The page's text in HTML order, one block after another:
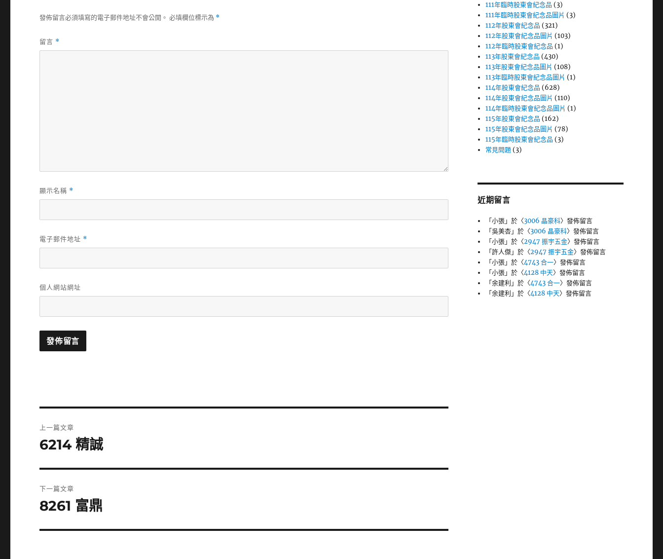
發佈留言必須填寫的電子郵件地址不會公開。 必填欄位標示為 *
留言 *
顯示名稱 *
電子郵件地址 *
個人網站網址
章
上一篇文章
上
篇
文
6214 精誠
下一篇文章
下
篇
8261 富鼎
111年臨時股東會紀念品 (3)
111年臨時股東會紀念品圖片 (3)
112年股東會紀念品 (321)
112年股東會紀念品圖片 (103)
112年臨時股東會紀念品 (1)
113年股東會紀念品 (430)
113年股東會紀念品圖片 (108)
113年臨時股東會紀念品圖片 (1)
114年股東會紀念品 (628)
114年股東會紀念品圖片 (110)
114年臨時股東會紀念品圖片 (1)
115年股東會紀念品 (162)
115年股東會紀念品圖片 (78)
115年臨時股東會紀念品 (3)
常見問題 (3)
近期留言
「小張」於〈3006 晶豪科〉發佈留言
「吳美杏」於〈3006 晶豪科〉發佈留言
「小張」於〈2947 振宇五金〉發佈留言
「許人傑」於〈2947 振宇五金〉發佈留言
「小張」於〈4743 合一〉發佈留言
「小張」於〈4128 中天〉發佈留言
「余建利 」於〈4743 合一〉發佈留言
「余建利 」於〈4128 中天〉發佈留言